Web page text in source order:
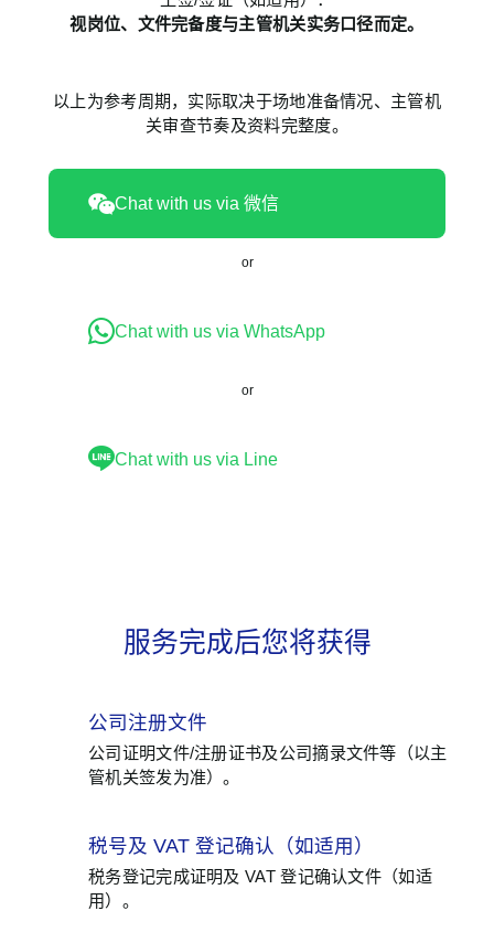
视岗位、文件完备度与主管机关实务口径而定。
以上为参考周期，实际取决于场地准备情况、主管机
关审查节奏及资料完整度。
Chat with us via 微信
or
Chat with us via WhatsApp
or
Chat with us via Line
服务完成后您将获得
公司注册文件
公司证明文件/注册证书及公司摘录文件等（以主
管机关签发为准）。
税号及 VAT 登记确认（如适用）
税务登记完成证明及 VAT 登记确认文件（如适
用）。